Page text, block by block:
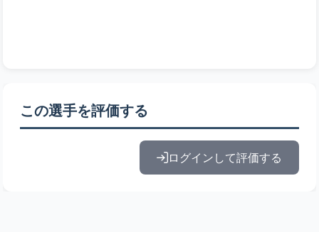
この選手を評価する
ログインして評価する